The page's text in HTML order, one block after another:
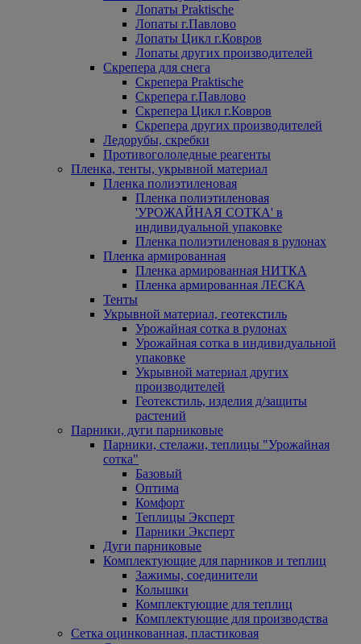
Лопаты Praktische
Лопаты г.Павлово
Лопаты Цикл г.Ковров
Лопаты других производителей
Скрепера для снега
Скрепера Praktische
Скрепера г.Павлово
Скрепера Цикл г.Ковров
Скрепера других производителей
Ледорубы, скребки
Противогололедные реагенты
Пленка, тенты, укрывной материал
Пленка полиэтиленовая
Пленка полиэтиленовая
'УРОЖАЙНАЯ СОТКА' в
индивидуальной упаковке
Пленка полиэтиленовая в рулонах
Пленка армированная
Пленка армированная НИТКА
Пленка армированная ЛЕСКА
Тенты
Укрывной материал, геотекстиль
Урожайная сотка в рулонах
Урожайная сотка в индивидуальной
упаковке
Укрывной материал других
производителей
Геотекстиль, изделия д/защиты
растений
Парники, дуги парниковые
Парники, стелажи, теплицы "Урожайная
сотка"
Базовый
Оптима
Комфорт
Теплицы Эксперт
Парники Эксперт
Дуги парниковые
Комплектующие для парников и теплиц
Зажимы, соединители
Колышки
Комплектующие для теплиц
Комплектующие для производства
Сетка оцинкованная, пластиковая